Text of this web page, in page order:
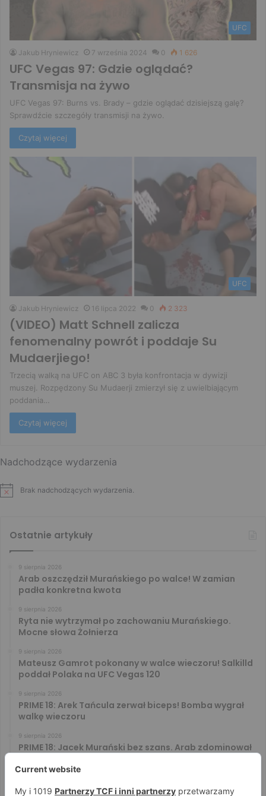
UFC
Jakub Hryniewicz 7 września 2024 0 1 626
UFC Vegas 97: Gdzie oglądać?
Transmisja na żywo
UFC Vegas 97: Burns vs. Brady – gdzie oglądać dzisiejszą galę?
Sprawdźcie szczegóły transmisji na żywo.
Czytaj więcej
UFC
Jakub Hryniewicz 16 lipca 2022 0 2 323
(VIDEO) Matt Schnell zalicza
fenomenalny powrót i poddaje Su
Mudaerjiego!
Trzecią walką na UFC on ABC 3 była konfrontacja w dywizji
muszej. Rozpędzony Su Mudaerji zmierzył się z uwielbiającym
poddania…
Czytaj więcej
Nadchodzące wydarzenia
Brak nadchodzących wydarzenia.
Ostatnie artykuły
9 sierpnia 2026
Arab oszczędził Murańskiego po walce! W zamian
padła konkretna kwota
9 sierpnia 2026
Ryta nie wytrzymał po zachowaniu Murańskiego.
Mocne słowa Żołnierza
9 sierpnia 2026
Mateusz Gamrot pokonany w walce wieczoru! Salkilld
poddał Polaka na UFC Vegas 120
9 sierpnia 2026
PRIME 18: Arek Tańcula zerwał biceps! Bomba wygrał
walkę wieczoru
9 sierpnia 2026
PRIME 18: Jacek Murański bez szans. Arab zdominował
PRIME 18: Mariusz Wach rozbity przez 6. rywali. Gypsy